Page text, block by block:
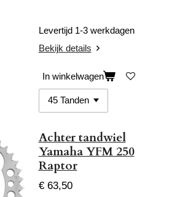
Levertijd 1-3 werkdagen
Bekijk details
In winkelwagen
Achter tandwiel
Yamaha YFM 250
Raptor
€ 63,50